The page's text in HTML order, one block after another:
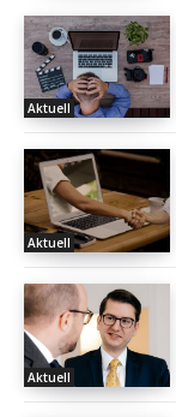
Aktuell
Aktuell
Aktuell